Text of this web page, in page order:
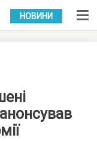
УКР РУС
НОВИНИ